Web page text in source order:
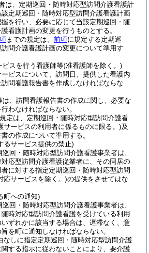
は、定期巡回・随時対応型訪問介護看護計
定期巡回・随時対応型訪問介護看護計画
を行い、必要に応じて当該定期巡回・随
看護計画の変更を行うものとする。
までの規定は、 前項に規定する定期巡
問介護看護計画の変更について準用す
ビスを行う看護師等(准看護師を除く。)
ビスについて、訪問日、提供した看護内
問看護報告書を作成しなければならな
は、訪問看護報告書の作成に関し、必要な
わなければならない。
定は、定期巡回・随時対応型訪問介護看
サービスの利用者に係るものに限る。)及
の作成について準用する。
るサービス提供の禁止)
巡回・随時対応型訪問介護看護事業者は、
応型訪問介護看護従業者に、その同居の
に対する指定定期巡回・随時対応型訪問
応サービスを除く。)の提供をさせてはな
町への通知)
巡回・随時対応型訪問介護看護事業者は、
時対応型訪問介護看護を受けている利用
いずれかに該当する場合は、遅滞なく、意
を町に通知しなければならない。
なしに指定定期巡回・随時対応型訪問介護
する指示に従わないことにより、要介護